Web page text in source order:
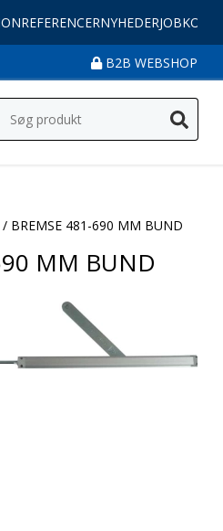
REFERENCERNYHEDERJOB
B2B WEBSHOP
/ BREMSE 481-690 MM BUND
MM BUND